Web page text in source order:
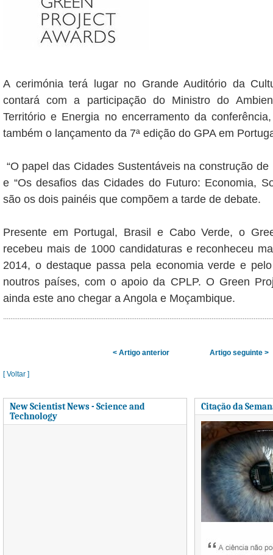
A cerimónia terá lugar no Grande Auditório da
contará com a participação do Ministro do
Território e Energia no encerramento da
também o lançamento da 7ª edição do GPA em
“O papel das Cidades Sustentáveis na construção de
e “Os desafios das Cidades do Futuro: Economia,
são os dois painéis que compõem a tarde de debate.
Presente em Portugal, Brasil e Cabo Verde, o
recebeu mais de 1000 candidaturas e reconheceu
2014, o destaque passa pela economia verde e
noutros países, com o apoio da CPLP. O Green
ainda este ano chegar a Angola e Moçambique.
< Artigo anterior Artigo seguinte >
[ Voltar ]
New Scientist News - Science and
Technology
Citação da